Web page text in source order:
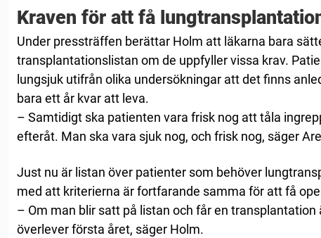
Kraven för att få
Under pressträffen berättar Holm att läkarna bara
transplantationslistan om de uppfyller vissa krav.
lungsjuk utifrån olika undersökningar att det finns
bara ett år kvar att leva.
– Samtidigt ska patienten vara frisk nog att tåla
efteråt. Man ska vara sjuk nog, och frisk nog, säger
Just nu är listan över patienter som behöver
med att kriterierna är fortfarande samma för att få
– Om man blir satt på listan och får en transplantation
överlever första året, säger Holm.